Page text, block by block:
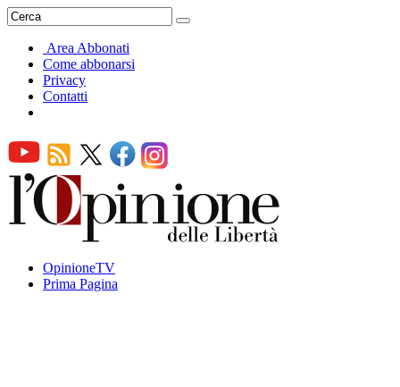
Area Abbonati
Come abbonarsi
Privacy
Contatti
OpinioneTV
Prima Pagina